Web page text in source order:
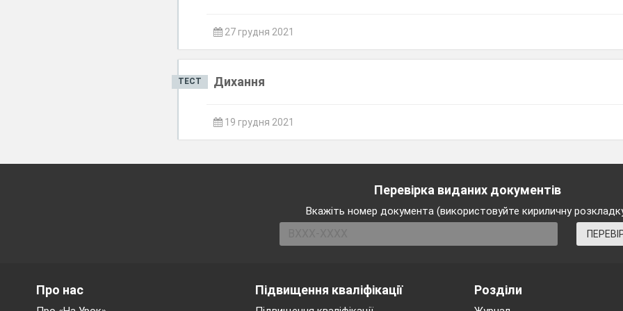
27 грудня 2021
ТЕСТ Дихання
19 грудня 2021
Перевірка виданих документів
Вкажіть номер документа (використовуйте кириличну
Підвищення кваліфікації Розділи
Про нас